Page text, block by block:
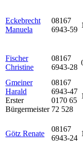
Eckebrecht
Manuela
08167
6943-59
Fischer
Christine
08167
6943-28
Gmeiner
Harald
Erster
Bürgermeister
08167
6943-47
0170 65
72 528
Götz Renate
08167
6943-24